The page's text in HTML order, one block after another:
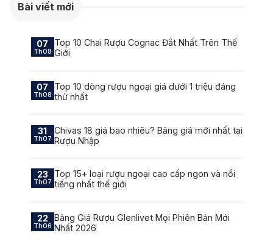
Bài viết mới
07
Th08
Top 10 Chai Rượu Cognac Đắt Nhất Trên Thế
Giới
07
Th08
Top 10 dòng rượu ngoại giá dưới 1 triệu đáng
thử nhất
31
Th07
Chivas 18 giá bao nhiêu? Bảng giá mới nhất tại
Rượu Nhập
23
Th07
Top 15+ loại rượu ngoại cao cấp ngon và nổi
tiếng nhất thế giới
22
Th06
Bảng Giá Rượu Glenlivet Mọi Phiên Bản Mới
Nhất 2026